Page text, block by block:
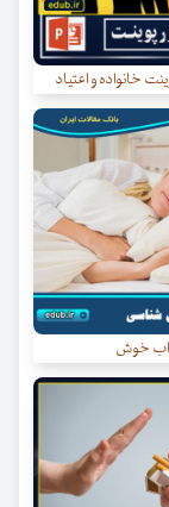
خانواده و اعتیاد